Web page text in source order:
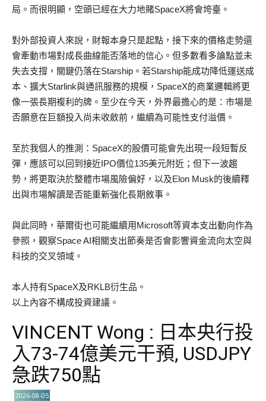
局。而很明顯，空頭已經在大力地賭SpaceX將會垮臺。
對外部投資人來說，財報本身只是起點，接下來的價格走勢還
會牽動市場對成長曲線能否落地的信心。但多數看多論點並未
失去支撐，關鍵仍落在Starship。若Starship能成功降低運送成
本、擴大Starlink與通訊服務的規模，SpaceX的商業邏輯將更
像一張長期複利的牌。至少在今天，外界最擔心的是：市場是
否願意在巨額投入尚未收斂前，繼續為可能性支付溢價。
至於我個人的推測：SpaceX的股價可能會先出現一段短暫反
彈，應該可以回到接近IPO價位135美元附近；但下一波趨
勢，將更取決於整體市場風險偏好，以及Elon Musk的後續釋
出與市場解讀是否能重新強化長期敘事。
與此同時，華爾街也可能繼續用Microsoft等資本支出動向作為
參照，觀察Space AI相關支出節奏是否會影響資金流向太空與
科技的交叉領域。
本人持有SpaceX及RKLB衍生品。
以上內容不構成投資建議。
VINCENT Wong : 日本央行投
入73-74億美元干預, USDJPY
急跌750點
2026-08-05